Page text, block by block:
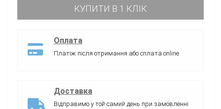
КУПИТИ В 1 КЛІК
Оплата
Платіж після отримання або сплата online
Доставка
Відправимо у той самий день при замовленні